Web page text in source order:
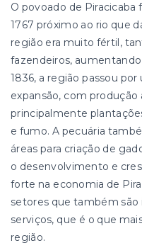
O povoado de Piracicaba
1767 próximo ao rio que
região era muito fértil,
fazendeiros,
1836, a região passou
expansão, com
principalmente
e fumo. A pecuária
áreas para criação de
o desenvolvimento e
forte na economia de
setores que também
serviços, que é o que
região.